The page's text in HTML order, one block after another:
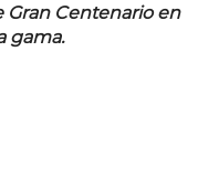
Gran Centenario en
gama.